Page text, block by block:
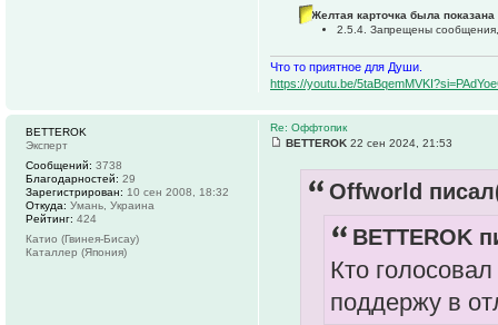
Желтая карточка была показана
2.5.4. Запрещены
Что то приятное для Души.
https://youtu.be/
Re: Оффтопик
BETTEROK 22 сен 2024, 21:53
Offworld
BETTEROK
Кто
поддержу в
BETTEROK
Эксперт
Сообщений: 3738
Благодарностей: 29
Зарегистрирован: 10 сен 2008, 18:32
Откуда: Умань, Украина
Рейтинг: 424
Катио (Гвинея-Бисау)
Каталлер (Япония)